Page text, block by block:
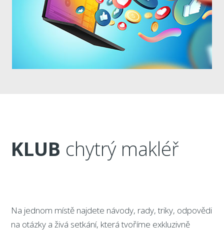
KLUB chytrý makléř
Na jednom místě najdete návody, rady, triky, odpovědi
na otázky a živá setkání, která tvoříme exkluzivně